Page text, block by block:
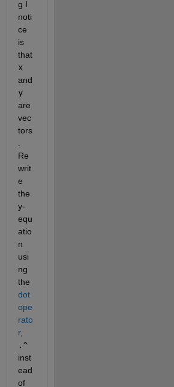
g I
noti
ce
is
that
x
y
are
vec
tors
Re
writ
e
the
y-
equ
atio
n
usi
ng
the
dot
ope
rato
r
.^
inst
ead
of